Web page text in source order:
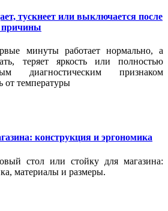
тускнеет или выключается после
причины
минуты работает нормально, а
теряет яркость или полностью
диагностическим признаком
от температуры
конструкция и эргономика
стол или стойку для магазина:
материалы и размеры.